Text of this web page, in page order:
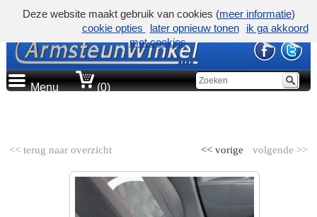
Menu (0)
<< terug naar overzicht volgende >>
<< vorige
Deze website maakt gebruik van cookies (meer informatie)
cookie opties
later opnieuw tonen
ik ga akkoord
met cookies